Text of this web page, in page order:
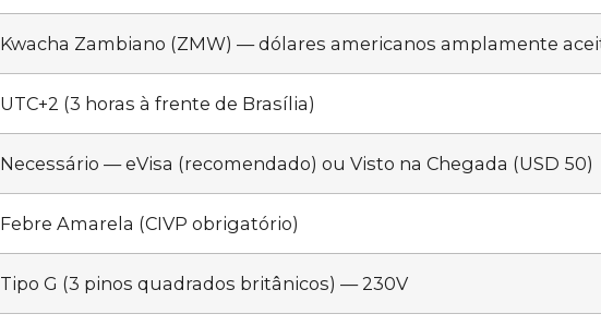
Kwacha Zambiano (ZMW) — dólares americanos amplamente
UTC+2 (3 horas à frente de Brasília)
Necessário — eVisa (recomendado) ou Visto na Chegada (USD 50)
Febre Amarela (CIVP obrigatório)
Tipo G (3 pinos quadrados britânicos) — 230V